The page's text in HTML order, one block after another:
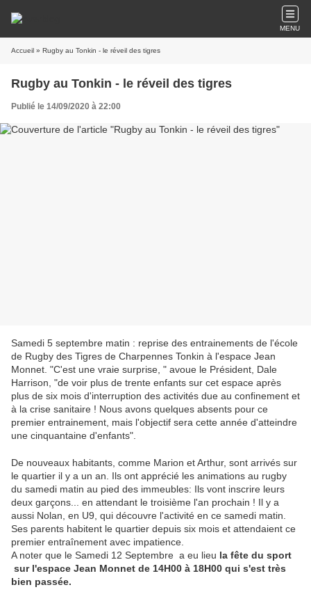
MENU
Accueil » Rugby au Tonkin - le réveil des tigres
Rugby au Tonkin - le réveil des tigres
Publié le 14/09/2020 à 22:00
Samedi 5 septembre matin : reprise des entrainements de l'école
de Rugby des Tigres de Charpennes Tonkin à l'espace Jean
Monnet. "C'est une vraie surprise, " avoue le Président, Dale
Harrison, "de voir plus de trente enfants sur cet espace après
plus de six mois d'interruption des activités due au confinement et
à la crise sanitaire ! Nous avons quelques absents pour ce
premier entrainement, mais l'objectif sera cette année d'atteindre
une cinquantaine d'enfants".
De nouveaux habitants, comme Marion et Arthur, sont arrivés sur
le quartier il y a un an. Ils ont apprécié les animations au rugby
du samedi matin au pied des immeubles: Ils vont inscrire leurs
deux garçons... en attendant le troisième l'an prochain ! Il y a
aussi Nolan, en U9, qui découvre l'activité en ce samedi matin.
Ses parents habitent le quartier depuis six mois et attendaient ce
premier entraînement avec impatience.
A noter que le Samedi 12 Septembre a eu lieu la fête du sport
sur l'espace Jean Monnet de 14H00 à 18H00 qui s'est très
bien passée.